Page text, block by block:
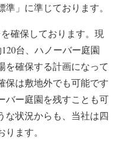
」に準じております。
確保しております。現
台、ハノーバー庭園
を確保する計画になって
保は敷地外でも可能です
バー庭園を残すことも可
な状況からも、当社は四
ます。